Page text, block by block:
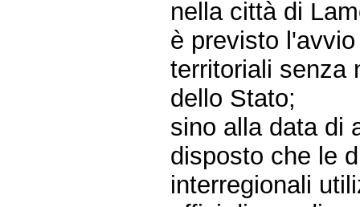
nella città di
è previsto
territoriali senza
dello Stato;
sino alla data di
disposto che le
interregionali